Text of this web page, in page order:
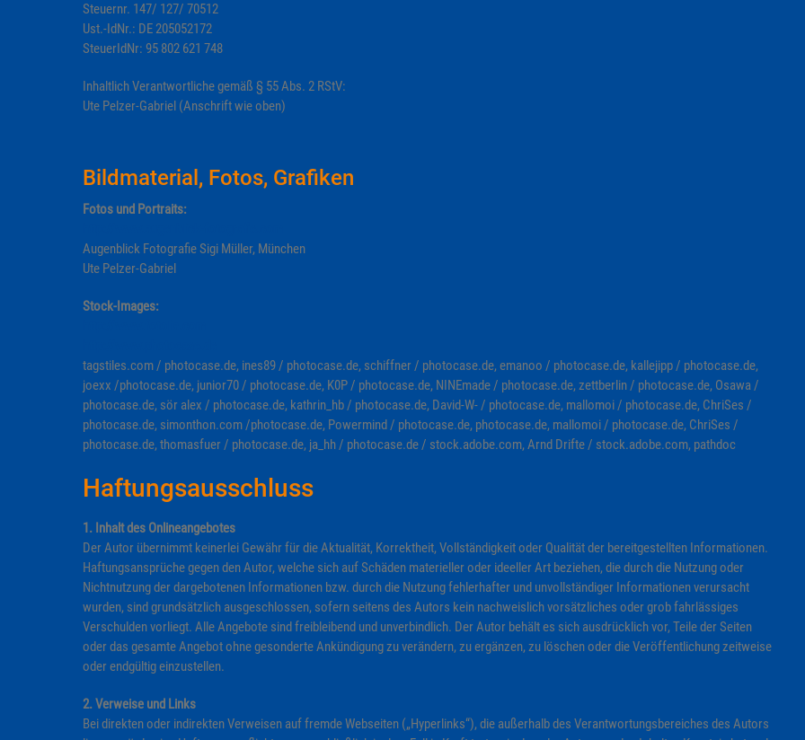
Steuernr. 147/ 127/ 70512
Ust.-IdNr.: DE 205052172
SteuerIdNr: 95 802 621 748
Inhaltlich Verantwortliche gemäß § 55 Abs. 2 RStV:
Ute Pelzer-Gabriel (Anschrift wie oben)
Bildmaterial, Fotos, Grafiken
Fotos und Portraits:
Augenblick Fotografie Sigi Müller, München
Ute Pelzer-Gabriel
Stock-Images:
tagstiles.com / photocase.de, ines89 / photocase.de, schiffner / photocase.de, emanoo / photocase.de, kallejipp / photocase.de,
joexx /photocase.de, junior70 / photocase.de, K0P / photocase.de, NINEmade / photocase.de, zettberlin / photocase.de, Osawa /
photocase.de, sör alex / photocase.de, kathrin_hb / photocase.de, David-W- / photocase.de, mallomoi / photocase.de, ChriSes /
photocase.de, simonthon.com /photocase.de, Powermind / photocase.de, photocase.de, mallomoi / photocase.de, ChriSes /
photocase.de, thomasfuer / photocase.de, ja_hh / photocase.de / stock.adobe.com, Arnd Drifte / stock.adobe.com, pathdoc
Haftungsausschluss
1. Inhalt des Onlineangebotes
Der Autor übernimmt keinerlei Gewähr für die Aktualität, Korrektheit, Vollständigkeit oder Qualität der bereitgestellten Informationen.
Haftungsansprüche gegen den Autor, welche sich auf Schäden materieller oder ideeller Art beziehen, die durch die Nutzung oder
Nichtnutzung der dargebotenen Informationen bzw. durch die Nutzung fehlerhafter und unvollständiger Informationen verursacht
wurden, sind grundsätzlich ausgeschlossen, sofern seitens des Autors kein nachweislich vorsätzliches oder grob fahrlässiges
Verschulden vorliegt. Alle Angebote sind freibleibend und unverbindlich. Der Autor behält es sich ausdrücklich vor, Teile der Seiten
oder das gesamte Angebot ohne gesonderte Ankündigung zu verändern, zu ergänzen, zu löschen oder die Veröffentlichung zeitweise
oder endgültig einzustellen.
2. Verweise und Links
Bei direkten oder indirekten Verweisen auf fremde Webseiten („Hyperlinks“), die außerhalb des Verantwortungsbereiches des Autors